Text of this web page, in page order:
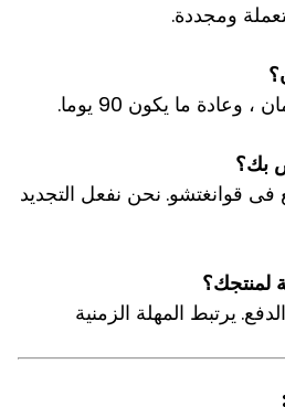
ومجددة.
ما يكون 90 يوما.
بك؟
فى قوانغتشو. نحن نفعل التجديد
لمنتجك؟
يرتبط المهلة الزمنية